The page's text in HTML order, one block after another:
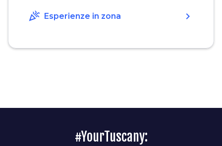
celebration Esperienze in zona chevron_right
#YourTuscany: